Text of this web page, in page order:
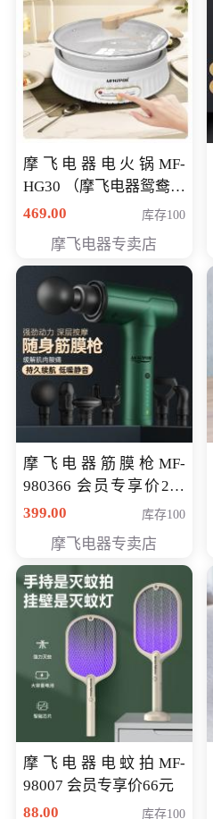
摩飞电器电火锅MF-
HG30 （摩飞电器鸳鸯锅
MF-HG30 ） 会员专享价
469.00 库存100
摩飞电器专卖店
摩飞电器筋膜枪MF-
980366 会员专享价299
元
399.00 库存100
摩飞电器专卖店
摩飞电器电蚊拍MF-
98007 会员专享价66元
88.00
库存100